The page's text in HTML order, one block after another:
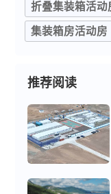
折叠集装箱活动
集装箱房活动房
推荐阅读